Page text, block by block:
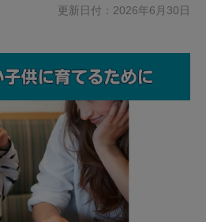
更新日付： 2026年6月30日